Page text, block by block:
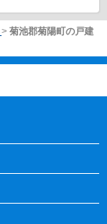
> 菊池郡菊陽町の戸建